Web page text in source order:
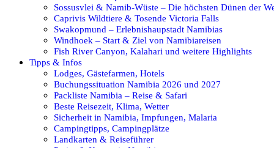
Sossusvlei & Namib-Wüste – Die höchsten Dünen der
Caprivis Wildtiere & Tosende Victoria Falls
Swakopmund – Erlebnishaupstadt Namibias
Windhoek – Start & Ziel von Namibiareisen
Fish River Canyon, Kalahari und weitere Highlights
Tipps & Infos
Lodges, Gästefarmen, Hotels
Buchungssituation Namibia 2026 und 2027
Packliste Namibia – Reise & Safari
Beste Reisezeit, Klima, Wetter
Sicherheit in Namibia, Impfungen, Malaria
Campingtipps, Campingplätze
Landkarten & Reiseführer